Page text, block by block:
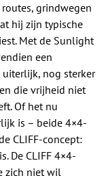
grindwegen
hij zijn typische
Met de Sunlight
een
nog sterker
die vrijheid niet
Of het nu
is – beide 4×4-
CLIFF-concept:
De CLIFF 4×4-
zich niet wil